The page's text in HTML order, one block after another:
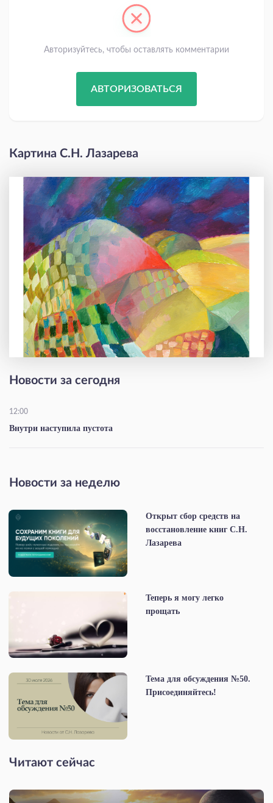
Авторизуйтесь, чтобы оставлять комментарии
АВТОРИЗОВАТЬСЯ
Картина С.Н. Лазарева
Новости за сегодня
12:00
Внутри наступила пустота
Новости за неделю
Открыт сбор средств на
восстановление книг С.Н.
Лазарева
Теперь я могу легко
прощать
Тема для обсуждения №50.
Присоединяйтесь!
Читают сейчас